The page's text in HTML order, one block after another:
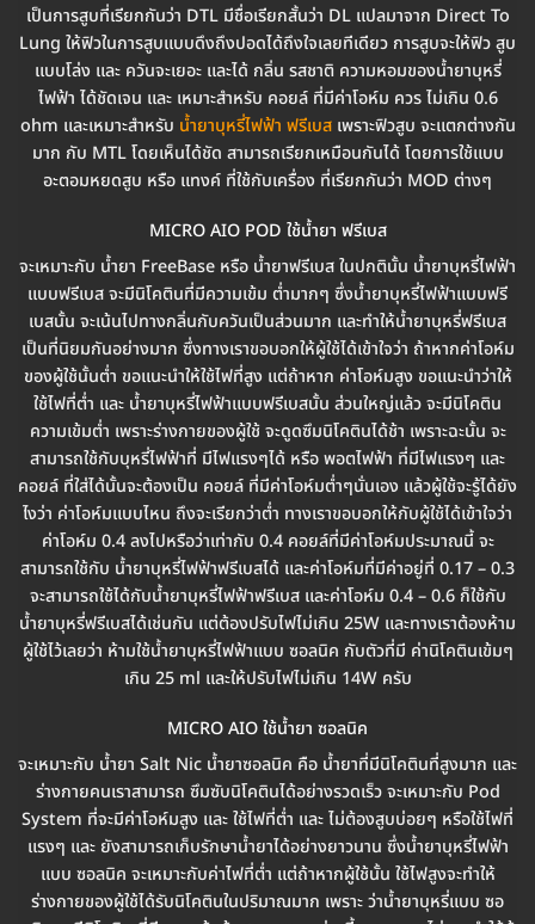
เป็นการสูบที่เรียกกันว่า DTL มีชื่อเรียกสั้นว่า DL แปลมาจาก Direct To
Lung ให้ฟิวในการสูบแบบดึงถึงปอดได้ถึงใจเลยทีเดียว การสูบจะให้ฟิว สูบ
แบบโล่ง และ ควันจะเยอะ และได้ กลิ่น รสชาติ ความหอมของน้ำยาบุหรี่
ไฟฟ้า ได้ชัดเจน และ เหมาะสำหรับ คอยล์ ที่มีค่าโอห์ม ควร ไม่เกิน 0.6
ohm และเหมาะสำหรับ น้ำยาบุหรี่ไฟฟ้า ฟรีเบสเพราะฟิวสูบ จะแตกต่างกัน
มาก กับ MTL โดยเห็นได้ชัด สามารถเรียกเหมือนกันได้ โดยการใช้แบบ
อะตอมหยดสูบ หรือ แทงค์ ที่ใช้กับเครื่อง ที่เรียกกันว่า MOD ต่างๆ
MICRO AIO POD ใช้น้ำยา ฟรีเบส
จะเหมาะกับ น้ำยา FreeBase หรือ น้ำยาฟรีเบส ในปกตินั้น น้ำยาบุหรี่ไฟฟ้า
แบบฟรีเบส จะมีนิโคตินที่มีความเข้ม ต่ำมากๆ ซึ่งน้ำยาบุหรี่ไฟฟ้าแบบฟรี
เบสนั้น จะเน้นไปทางกลิ่นกับควันเป็นส่วนมาก และทำให้น้ำยาบุหรี่ฟรีเบส
เป็นที่นิยมกันอย่างมาก ซึ่งทางเราขอบอกให้ผู้ใช้ได้เข้าใจว่า ถ้าหากค่าโอห์ม
ของผู้ใช้นั้นต่ำ ขอแนะนำให้ใช้ไฟที่สูง แต่ถ้าหาก ค่าโอห์มสูง ขอแนะนำว่าให้
ใช้ไฟที่ต่ำ และ น้ำยาบุหรี่ไฟฟ้าแบบฟรีเบสนั้น ส่วนใหญ่แล้ว จะมีนิโคติน
ความเข้มต่ำ เพราะร่างกายของผู้ใช้ จะดูดซึมนิโคตินได้ช้า เพราะฉะนั้น จะ
สามารถใช้กับบุหรี่ไฟฟ้าที่ มีไฟแรงๆได้ หรือ พอตไฟฟ้า ที่มีไฟแรงๆ และ
คอยล์ ที่ใส่ได้นั้นจะต้องเป็น คอยล์ ที่มีค่าโอห์มต่ำๆนั่นเอง แล้วผู้ใช้จะรู้ได้ยัง
ไงว่า ค่าโอห์มแบบไหน ถึงจะเรียกว่าต่ำ ทางเราขอบอกให้กับผู้ใช้ได้เข้าใจว่า
ค่าโอห์ม 0.4 ลงไปหรือว่าเท่ากับ 0.4 คอยล์ที่มีค่าโอห์มประมาณนี้ จะ
สามารถใช้กับ น้ำยาบุหรี่ไฟฟ้าฟรีเบสได้ และค่าโอห์มที่มีค่าอยู่ที่ 0.17 – 0.3
จะสามารถใช้ได้กับน้ำยาบุหรี่ไฟฟ้าฟรีเบส และค่าโอห์ม 0.4 – 0.6 ก็ใช้กับ
น้ำยาบุหรี่ฟรีเบสได้เช่นกัน แต่ต้องปรับไฟไม่เกิน 25W และทางเราต้องห้าม
ผู้ใช้ไว้เลยว่า ห้ามใช้น้ำยาบุหรี่ไฟฟ้าแบบ ซอลนิค กับตัวที่มี ค่านิโคตินเข้มๆ
เกิน 25 ml และให้ปรับไฟไม่เกิน 14W ครับ
MICRO AIO ใช้น้ำยา ซอลนิค
จะเหมาะกับ น้ำยา Salt Nic น้ำยาซอลนิค คือ น้ำยาที่มีนิโคตินที่สูงมาก และ
ร่างกายคนเราสามารถ ซึมซับนิโคตินได้อย่างรวดเร็ว จะเหมาะกับ Pod
System ที่จะมีค่าโอห์มสูง และ ใช้ไฟที่ต่ำ และ ไม่ต้องสูบบ่อยๆ หรือใช้ไฟที่
แรงๆ และ ยังสามารถเก็บรักษาน้ำยาได้อย่างยาวนาน ซึ่งน้ำยาบุหรี่ไฟฟ้า
แบบ ซอลนิค จะเหมาะกับค่าไฟที่ต่ำ แต่ถ้าหากผู้ใช้นั้น ใช้ไฟสูงจะทำให้
ร่างกายของผู้ใช้ได้รับนิโคตินในปริมาณมาก เพราะ ว่าน้ำยาบุหรี่แบบ ซอ